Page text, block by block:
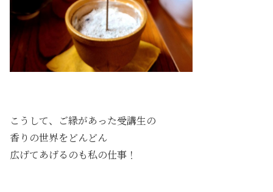
こうして、ご縁があった受講生の
香りの世界をどんどん
広げてあげるのも私の仕事！